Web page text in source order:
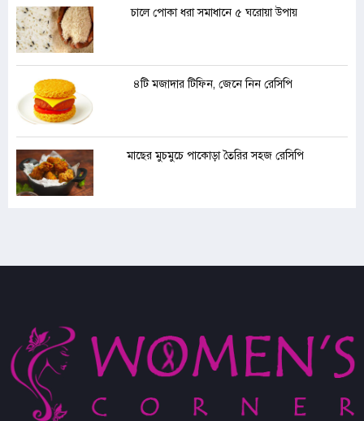
চালে পোকা ধরা সমাধানে ৫ ঘরোয়া উপায়
৪টি মজাদার টিফিন, জেনে নিন রেসিপি
মাছের মুচমুচে পাকোড়া তৈরির সহজ রেসিপি